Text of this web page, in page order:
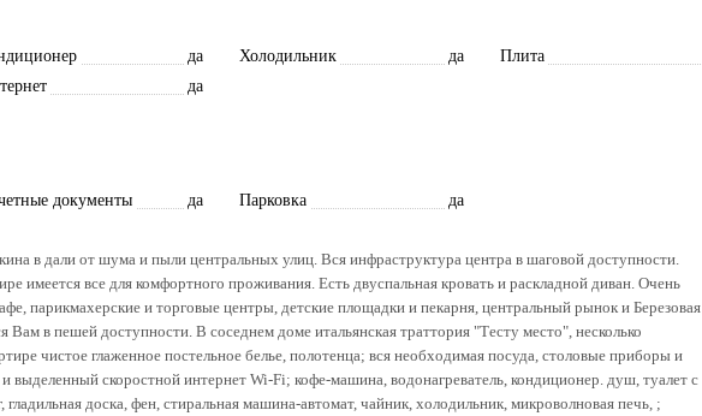
да Холодильник да Плита
да
документы да Парковка да
в дали от шума и пыли центральных улиц. Вся инфраструктура центра в шаговой доступности.
имеется все для комфортного проживания. Есть двуспальная кровать и раскладной диван. Очень
парикмахерские и торговые центры, детские площадки и пекарня, центральный рынок и Березовая
Вам в пешей доступности. В соседнем доме итальянская траттория "Тесту место", несколько
чистое глаженное постельное белье, полотенца; вся необходимая посуда, столовые приборы и
выделенный скоростной интернет Wi-Fi; кофе-машина, водонагреватель, кондиционер. душ, туалет с
доска, фен, стиральная машина-автомат, чайник, холодильник, микроволновая печь, ;